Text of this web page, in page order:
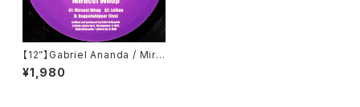
【12”】Gabriel Ananda / Mira
cel Whop (Platzhirsch Sch
allplatten) (PLATZHIRSCH
¥1,980